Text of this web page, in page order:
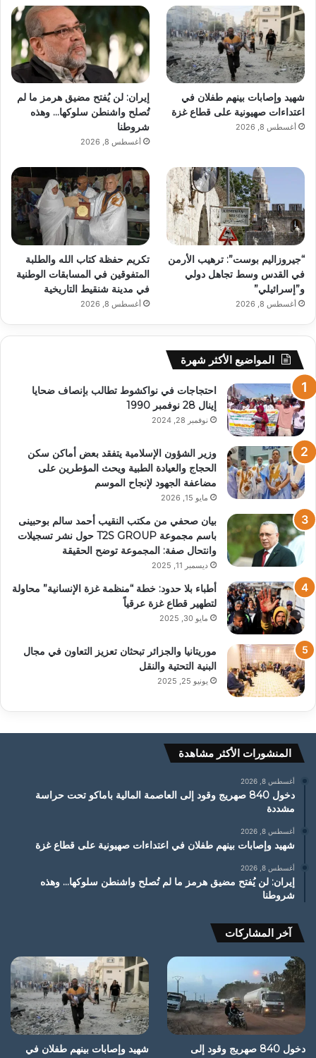
شهيد وإصابات بينهم طفلان في
اعتداءات صهيونية على قطاع غزة
أغسطس 8, 2026
إيران: لن يُفتح مضيق هرمز ما لم
تُصلح واشنطن سلوكها… وهذه
شروطنا
أغسطس 8, 2026
“جيروزاليم بوست”: ترهيب الأرمن
في القدس وسط تجاهل دولي
و”إسرائيلي”
أغسطس 8, 2026
تكريم حفظة كتاب الله والطلبة
المتفوقين في المسابقات الوطنية
في مدينة شنقيط التاريخية
أغسطس 8, 2026
المواضيع الأكثر شهرة
احتجاجات في نواكشوط تطالب بإنصاف ضحايا
إينال 28 نوفمبر 1990
نوفمبر 28, 2024
وزير الشؤون الإسلامية يتفقد بعض أماكن سكن
الحجاج والعيادة الطبية ويحث المؤطرين على
مضاعفة الجهود لإنجاح الموسم
مايو 15, 2026
بيان صحفي من مكتب النقيب أحمد سالم بوحبينى
باسم مجموعة T2S GROUP حول نشر تسجيلات
وانتحال صفة: المجموعة توضح الحقيقة
ديسمبر 11, 2025
أطباء بلا حدود: خطة “منظمة غزة الإنسانية” محاولة
لتطهير قطاع غزة عرقياً
مايو 30, 2025
موريتانيا والجزائر تبحثان تعزيز التعاون في مجال
البنية التحتية والنقل
يونيو 25, 2025
المنشورات الأكثر مشاهدة
أغسطس 8, 2026
دخول 840 صهريج وقود إلى العاصمة المالية باماكو تحت حراسة
مشددة
أغسطس 8, 2026
شهيد وإصابات بينهم طفلان في اعتداءات صهيونية على قطاع غزة
أغسطس 8, 2026
إيران: لن يُفتح مضيق هرمز ما لم تُصلح واشنطن سلوكها… وهذه
شروطنا
آخر المشاركات
دخول 840 صهريج وقود إلى
شهيد وإصابات بينهم طفلان في